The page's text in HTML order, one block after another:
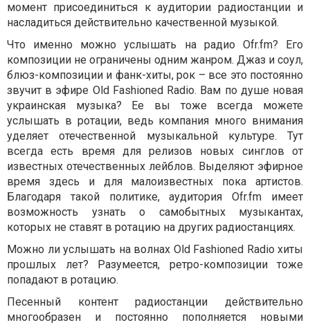
момент присоединиться к аудитории радиостанции и
насладиться действительно качественной музыкой.
Что именно можно услышать на радио Ofr.fm? Его
композиции не ограничены одним жанром. Джаз и соул,
блюз-композиции и фанк-хиты, рок – все это постоянно
звучит в эфире Old Fashioned Radio. Вам по душе новая
украинская музыка? Ее вы тоже всегда можете
услышать в ротации, ведь компания много внимания
уделяет отечественной музыкальной культуре. Тут
всегда есть время для релизов новых синглов от
известных отечественных лейблов. Выделяют эфирное
время здесь и для малоизвестных пока артистов.
Благодаря такой политике, аудитория Ofr.fm имеет
возможность узнать о самобытных музыкантах,
которых не ставят в ротацию на других радиостанциях.
Можно ли услышать на волнах Old Fashioned Radio хиты
прошлых лет? Разумеется, ретро-композиции тоже
попадают в ротацию.
Песенный контент радиостанции действительно
многообразен и постоянно пополняется новыми